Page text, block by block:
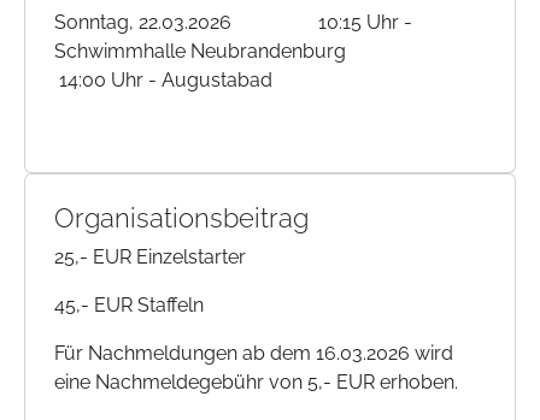
Sonntag, 22.03.2026 10:15 Uhr -
Schwimmhalle Neubrandenburg
14:00 Uhr - Augustabad
Organisationsbeitrag
25,- EUR Einzelstarter
45,- EUR Staffeln
Für Nachmeldungen ab dem 16.03.2026 wird
eine Nachmeldegebühr von 5,- EUR erhoben.